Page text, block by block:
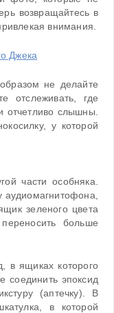
возвращайтесь в
внимания.
не делайте
отслеживать, где
отчетливо слышны.
у которой
части особняка.
аудиомагнитофона,
зеленого цвета
больше
в ящиках которого
соединить эпоксид
(аптечку). В
в которой